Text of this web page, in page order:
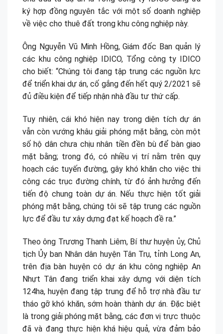
ký hợp đồng nguyên tắc với một số doanh nghiệp
về việc cho thuê đất trong khu công nghiệp này.
Ông Nguyễn Vũ Minh Hồng, Giám đốc Ban quản lý
các khu công nghiệp IDICO, Tổng công ty IDICO
cho biết: “Chúng tôi đang tập trung các nguồn lực
để triển khai dự án, cố gắng đến hết quý 2/2021 sẽ
đủ điều kiện để tiếp nhận nhà đầu tư thứ cấp.
Tuy nhiên, cái khó hiện nay trong diện tích dự án
vẫn còn vướng khâu giải phóng mặt bằng, còn một
số hộ dân chưa chịu nhân tiền đền bù để bàn giao
mặt bằng; trong đó, có nhiều vị trí nằm trên quy
hoạch các tuyến đường, gây khó khăn cho việc thi
công các trục đường chính, từ đó ảnh hưởng đến
tiến độ chung toàn dự án. Nếu thực hiện tốt giải
phóng mặt bằng, chúng tôi sẽ tập trung các nguồn
lực để đầu tư xây dựng đạt kế hoạch đề ra.”
Theo ông Trương Thanh Liêm, Bí thư huyện ủy, Chủ
tịch Ủy ban Nhân dân huyện Tân Trụ, tỉnh Long An,
trên địa bàn huyện có dự án khu công nghiệp An
Nhựt Tân đang triển khai xây dựng với diện tích
124ha, huyện đang tập trung để hỗ trợ nhà đầu tư
tháo gỡ khó khăn, sớm hoàn thành dự án. Đặc biệt
là trong giải phóng mặt bằng, các đơn vị trực thuộc
đã và đang thực hiện khá hiệu quả, vừa đảm bảo